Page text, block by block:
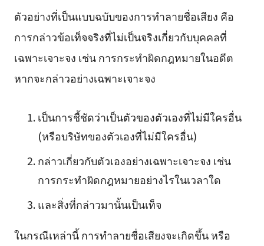
ตัวอย่างที่เป็นแบบฉบับของการทำลายชื่อเสียง คือ
การกล่าวข้อเท็จจริงที่ไม่เป็นจริงเกี่ยวกับบุคคลที่
เฉพาะเจาะจง เช่น การกระทำผิดกฎหมายในอดีต
หากจะกล่าวอย่างเฉพาะเจาะจง
เป็นการชี้ชัดว่าเป็นตัวของตัวเองที่ไม่มีใครอื่น
(หรือบริษัทของตัวเองที่ไม่มีใครอื่น)
กล่าวเกี่ยวกับตัวเองอย่างเฉพาะเจาะจง เช่น
การกระทำผิดกฎหมายอย่างไรในเวลาใด
และสิ่งที่กล่าวมานั้นเป็นเท็จ
ในกรณีเหล่านี้ การทำลายชื่อเสียงจะเกิดขึ้น หรือ